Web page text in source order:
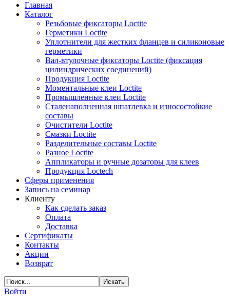
Главная
Каталог
Резьбовые фиксаторы Loctite
Герметики Loctite
Уплотнители для жестких фланцев и силиконовые
герметики
Вал-втулочные фиксаторы Loctite (фиксация
цилиндрических соединений)
Продукция Loctite
Моментальные клеи Loctite
Промышленные клеи Loctite
Сталенаполненная шпатлевка и износостойкие
составы
Очистители Loctite
Смазки Loctite
Разделительные составы Loctite
Разное Loctite
Аппликаторы и ручные дозаторы для клеев
Продукция Loctech
Сферы применения
Запись на семинар
Клиенту
Как сделать заказ
Оплата
Доставка
Сертификаты
Контакты
Акции
Возврат
Войти